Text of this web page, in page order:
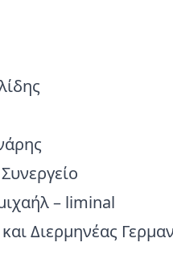
– liminal
Διερμηνέας